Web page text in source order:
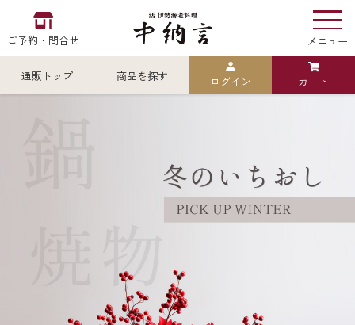
ご予約・問合せ メニュー
レストラン
通販トップ 商品を探す
全ての商品を見る
全ての商品を見る
ごちそう重
ログイン カート